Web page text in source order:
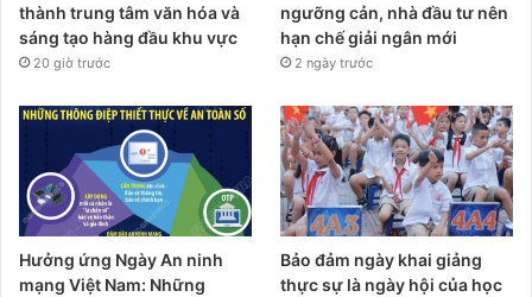
thành trung tâm văn hóa và
sáng tạo hàng đầu khu vực
20 giờ trước
ngưỡng cản, nhà đầu tư nên
hạn chế giải ngân mới
2 ngày trước
Hưởng ứng Ngày An ninh
mạng Việt Nam: Những
Bảo đảm ngày khai giảng
thực sự là ngày hội của học